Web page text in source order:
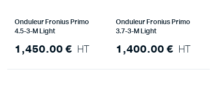
Onduleur Fronius Primo
4.5-3-M Light
1,450.00 € HT
Onduleur Fronius Primo
3.7-3-M Light
1,400.00 € HT